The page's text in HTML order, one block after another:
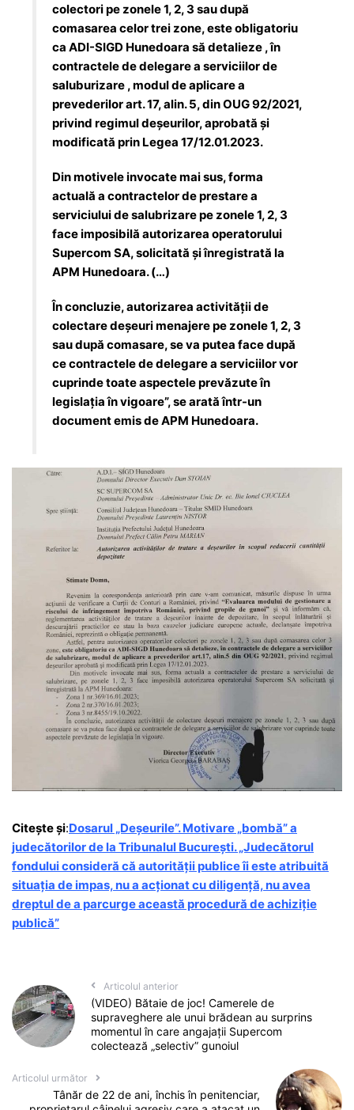
colectori pe zonele 1, 2, 3 sau după
comasarea celor trei zone, este obligatoriu
ca ADI-SIGD Hunedoara să detalieze , în
contractele de delegare a serviciilor de
saluburizare , modul de aplicare a
prevederilor art. 17, alin. 5, din OUG 92/2021,
privind regimul deșeurilor, aprobată și
modificată prin Legea 17/12.01.2023.
Din motivele invocate mai sus, forma
actuală a contractelor de prestare a
serviciului de salubrizare pe zonele 1, 2, 3
face imposibilă autorizarea operatorului
Supercom SA, solicitată și înregistrată la
APM Hunedoara. (…)
În concluzie, autorizarea activității de
colectare deșeuri menajere pe zonele 1, 2, 3
sau după comasare, se va putea face după
ce contractele de delegare a serviciilor vor
cuprinde toate aspectele prevăzute în
legislația în vigoare”, se arată într-un
document emis de APM Hunedoara.
Citește și:Dosarul „Deșeurile”. Motivare „bombă” a
judecătorilor de la Tribunalul București. „Judecătorul
fondului consideră că autorității publice îi este atribuită
situația de impas, nu a acționat cu diligență, nu avea
dreptul de a parcurge această procedură de achiziție
publică”
Articolul anterior
(VIDEO) Bătaie de joc! Camerele de
supraveghere ale unui brădean au surprins
momentul în care angajații Supercom
colectează „selectiv” gunoiul
Articolul următor
Tânăr de 22 de ani, închis în penitenciar,